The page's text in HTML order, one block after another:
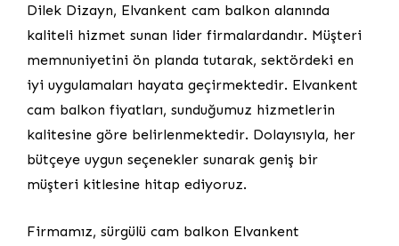
Dilek Dizayn, Elvankent cam balkon alanında
kaliteli hizmet sunan lider firmalardandır. Müşteri
memnuniyetini ön planda tutarak, sektördeki en
iyi uygulamaları hayata geçirmektedir. Elvankent
cam balkon fiyatları, sunduğumuz hizmetlerin
kalitesine göre belirlenmektedir. Dolayısıyla, her
bütçeye uygun seçenekler sunarak geniş bir
müşteri kitlesine hitap ediyoruz.
Firmamız, sürgülü cam balkon Elvankent